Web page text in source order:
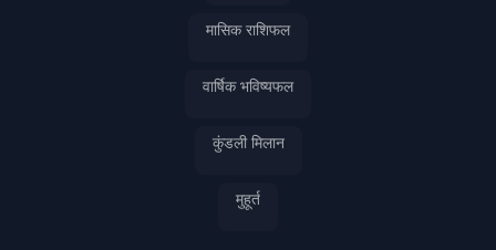
मासिक राशिफल
वार्षिक भविष्यफल
कुंडली मिलान
मुहूर्त